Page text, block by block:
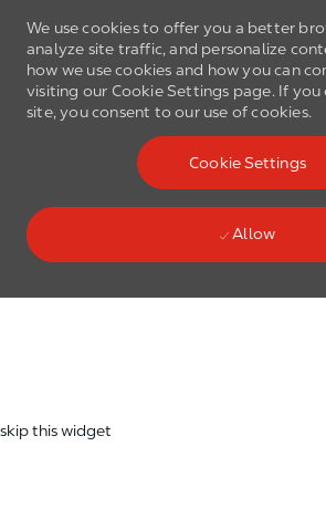
We use cookies to offer you a better
analyze site traffic, and personalize
how we use cookies and how you can
visiting our Cookie Settings page. If you
site, you consent to our use of cookies.
Cookie Settings
Allow
Skip to main content
skip this widget